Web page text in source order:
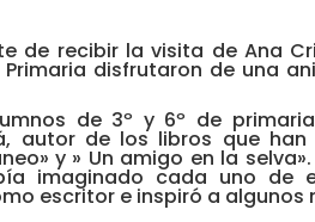
de recibir la visita de Ana
disfrutaron de una
de 3º y 6º de
autor de los libros que
y » Un amigo en la
imaginado cada uno de
escritor e inspiró a algunos